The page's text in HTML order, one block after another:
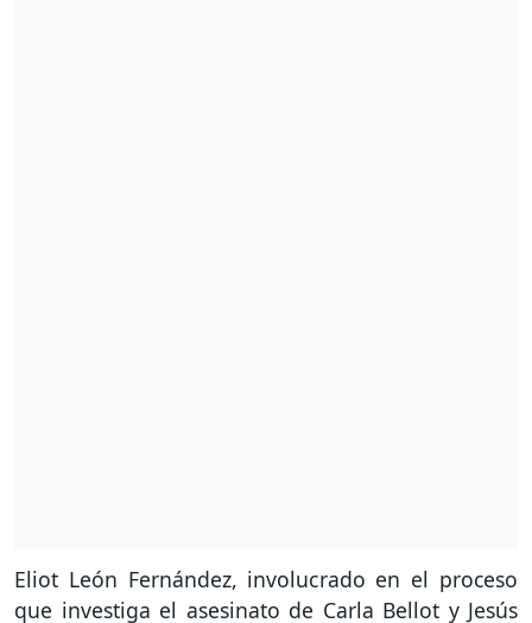
Eliot León Fernández, involucrado en el proceso
que investiga el asesinato de Carla Bellot y Jesús